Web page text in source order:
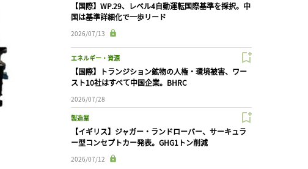
【国際】WP.29、レベル4自動運転国際基準を採択。中
国は基準詳細化で一歩リード
2026/07/13
エネルギー・資源
【国際】トランジション鉱物の人権・環境被害、ワー
スト10社はすべて中国企業。BHRC
2026/07/28
製造業
【イギリス】ジャガー・ランドローバー、サーキュラ
ー型コンセプトカー発表。GHG1トン削減
2026/07/12